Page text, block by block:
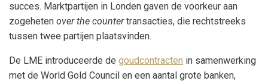
succes. Marktpartijen in Londen gaven de voorkeur aan
zogeheten over the countertransacties, die rechtstreeks
tussen twee partijen plaatsvinden.
De LME introduceerde de goudcontracten in samenwerking
met de World Gold Council en een aantal grote banken,